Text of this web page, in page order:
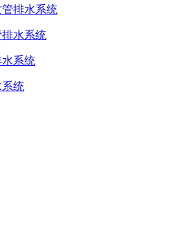
水系统
系统